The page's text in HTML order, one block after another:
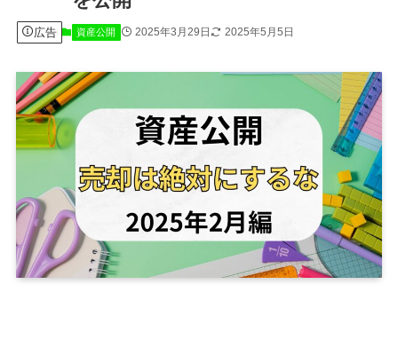
広告 資産公開 2025年3月29日 2025年5月5日